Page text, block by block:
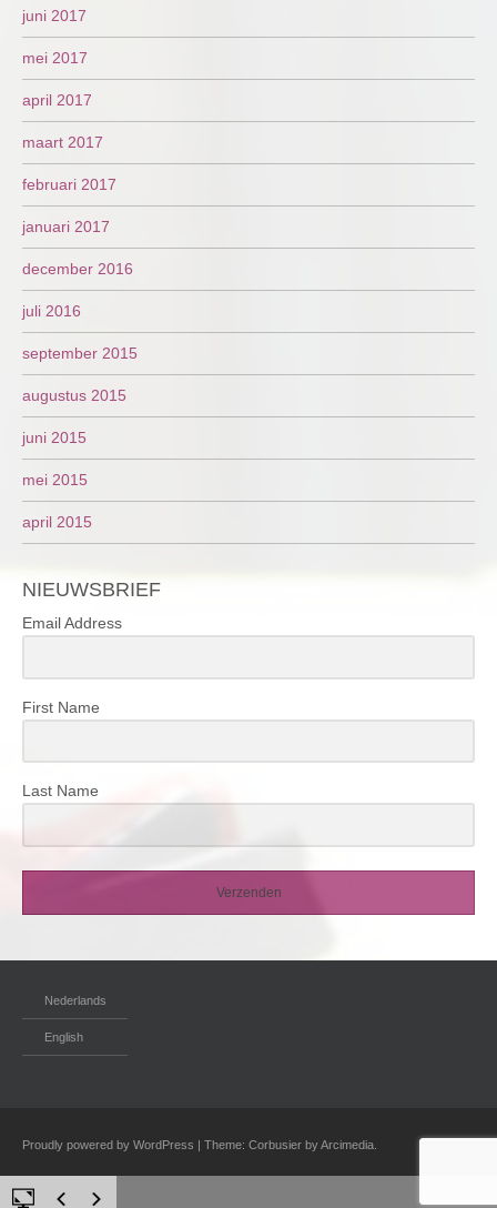
juni 2017
mei 2017
april 2017
maart 2017
februari 2017
januari 2017
december 2016
juli 2016
september 2015
augustus 2015
juni 2015
mei 2015
april 2015
NIEUWSBRIEF
Email Address
First Name
Last Name
Verzenden
Nederlands
English
Proudly powered by WordPress | Theme: Corbusier byArcimedia